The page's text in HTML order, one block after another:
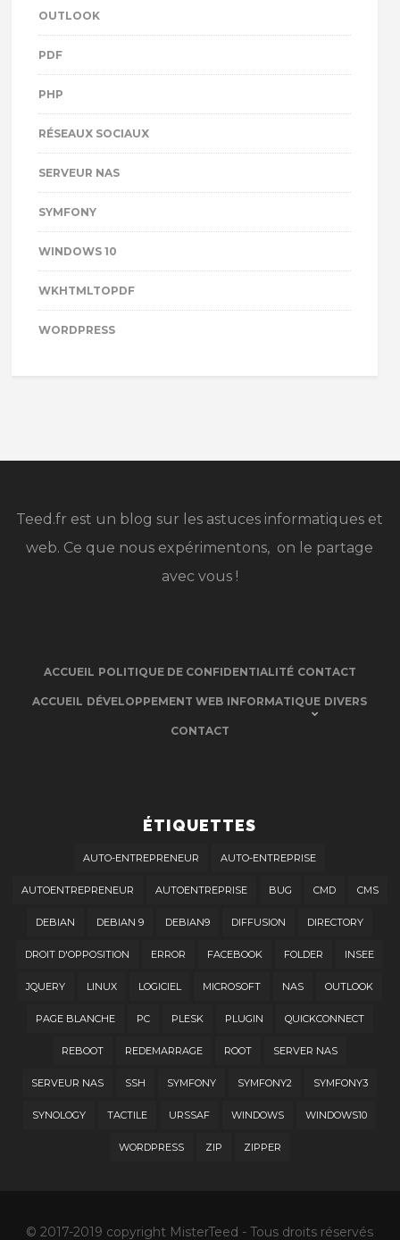
OUTLOOK
PDF
PHP
RÉSEAUX SOCIAUX
SERVEUR NAS
SYMFONY
WINDOWS 10
WKHTMLTOPDF
WORDPRESS
Teed.fr est un blog sur les astuces informatiques et
web. Ce que nous expérimentons, on le partage
avec vous !
ACCUEIL POLITIQUE DE CONFIDENTIALITÉ CONTACT
ACCUEIL DÉVELOPPEMENT WEB INFORMATIQUE DIVERS
CONTACT
ÉTIQUETTES
AUTO-ENTREPRENEUR AUTO-ENTREPRISE
AUTOENTREPRENEUR AUTOENTREPRISE BUG CMD CMS
DEBIAN DEBIAN 9 DEBIAN9 DIFFUSION DIRECTORY
DROIT D'OPPOSITION ERROR FACEBOOK FOLDER INSEE
JQUERY LINUX LOGICIEL MICROSOFT NAS OUTLOOK
PAGE BLANCHE PC PLESK PLUGIN QUICKCONNECT
REBOOT REDEMARRAGE ROOT SERVER NAS
SERVEUR NAS SSH SYMFONY SYMFONY2 SYMFONY3
SYNOLOGY TACTILE URSSAF WINDOWS WINDOWS10
WORDPRESS ZIP ZIPPER
© 2017-2019 copyright MisterTeed - Tous droits réservés